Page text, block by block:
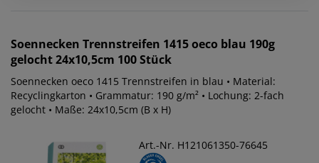
Soennecken Trennstreifen 1415 oeco blau 190g
gelocht 24x10,5cm 100 Stück
Soennecken oeco 1415 Trennstreifen in blau • Material:
Recyclingkarton • Grammatur: 190 g/m² • Lochung: 2-fach
gelocht • Maße: 24x10,5cm (B x H)
Art.-Nr. H121061350-76645